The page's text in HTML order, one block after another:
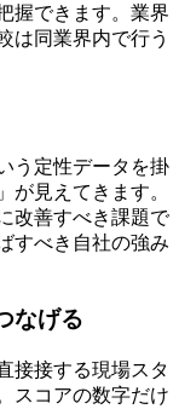
握できます。業界
は同業界内で行う
う定性データを掛
が見えてきます。
改善すべき課題で
すべき自社の強み
なげる
接接する現場スタ
スコアの数字だけ